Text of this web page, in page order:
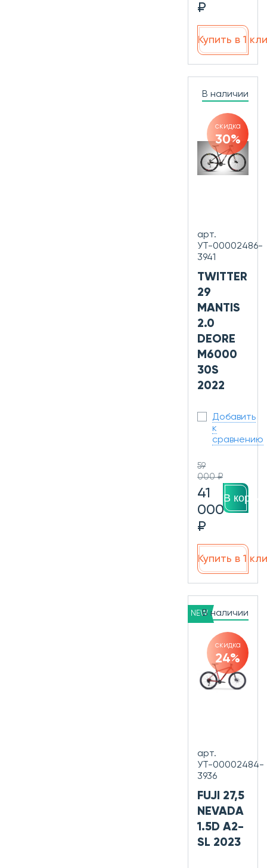
₽
Купить в 1
В наличии
скидка
30%
арт.
УТ-00002486-
3941
TWITTER
29
MANTIS
2.0
DEORE
M6000
30S
2022
Добавить
к
сравнению
59
000 ₽
41
000
₽
В
Купить в 1
NEWВ наличии
скидка
24%
арт.
УТ-00002484-
3936
FUJI 27,5
NEVADA
1.5D A2-
SL 2023